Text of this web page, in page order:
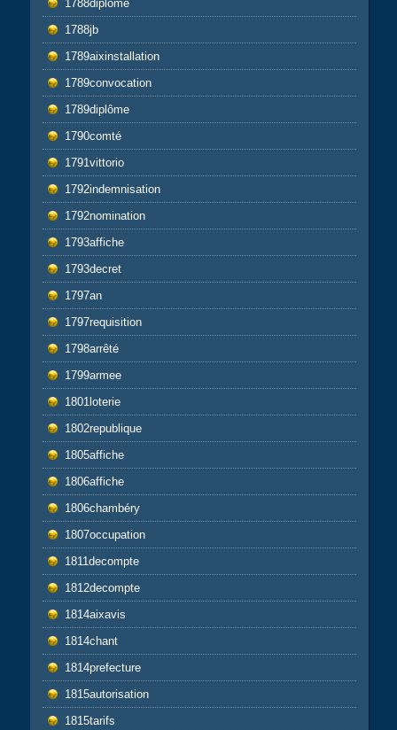
1788diplôme
1788jb
1789aixinstallation
1789convocation
1789diplôme
1790comté
1791vittorio
1792indemnisation
1792nomination
1793affiche
1793decret
1797an
1797requisition
1798arrêté
1799armee
1801loterie
1802republique
1805affiche
1806affiche
1806chambéry
1807occupation
1811decompte
1812decompte
1814aixavis
1814chant
1814prefecture
1815autorisation
1815tarifs